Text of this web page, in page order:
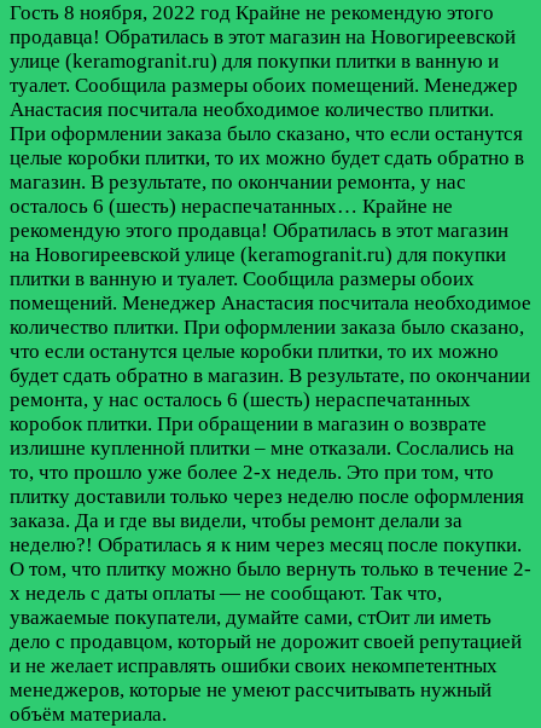
Гость 8 ноября, 2022 год Крайне не рекомендую этого
продавца! Обратилась в этот магазин на Новогиреевской
улице (keramogranit.ru) для покупки плитки в ванную и
туалет. Сообщила размеры обоих помещений. Менеджер
Анастасия посчитала необходимое количество плитки.
При оформлении заказа было сказано, что если останутся
целые коробки плитки, то их можно будет сдать обратно в
магазин. В результате, по окончании ремонта, у нас
осталось 6 (шесть) нераспечатанных… Крайне не
рекомендую этого продавца! Обратилась в этот магазин
на Новогиреевской улице (keramogranit.ru) для покупки
плитки в ванную и туалет. Сообщила размеры обоих
помещений. Менеджер Анастасия посчитала необходимое
количество плитки. При оформлении заказа было сказано,
что если останутся целые коробки плитки, то их можно
будет сдать обратно в магазин. В результате, по окончании
ремонта, у нас осталось 6 (шесть) нераспечатанных
коробок плитки. При обращении в магазин о возврате
излишне купленной плитки – мне отказали. Сослались на
то, что прошло уже более 2-х недель. Это при том, что
плитку доставили только через неделю после оформления
заказа. Да и где вы видели, чтобы ремонт делали за
неделю?! Обратилась я к ним через месяц после покупки.
О том, что плитку можно было вернуть только в течение 2-
х недель с даты оплаты — не сообщают. Так что,
уважаемые покупатели, думайте сами, стОит ли иметь
дело с продавцом, который не дорожит своей репутацией
и не желает исправлять ошибки своих некомпетентных
менеджеров, которые не умеют рассчитывать нужный
объём материала.